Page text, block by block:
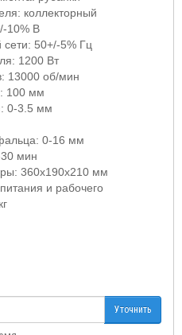
коллекторный
10% В
сети: 50+/-5% Гц
1200 Вт
13000 об/мин
100 мм
0-3.5 мм
0-16 мм
мин
360х190х210 мм
и рабочего
Уточнить